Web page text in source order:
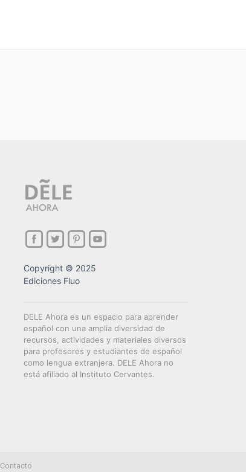
Copyright © 2025
Ediciones Fluo
DELE Ahora es un espacio para aprender
español con una amplia diversidad de
recursos, actividades y materiales diversos
para profesores y estudiantes de español
como lengua extranjera. DELE Ahora no
está afiliado al Instituto Cervantes.
Contacto